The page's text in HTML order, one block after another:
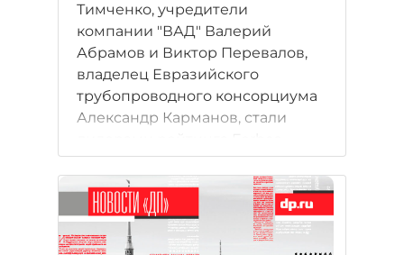
Тимченко, учредители
компании "ВАД" Валерий
Абрамов и Виктор Перевалов,
владелец Евразийского
трубопроводного консорциума
Александр Карманов, стали
"Короли госзаказа". Рейтинг
составлялся по объему
заработков на подрядах для
госкомпаний.